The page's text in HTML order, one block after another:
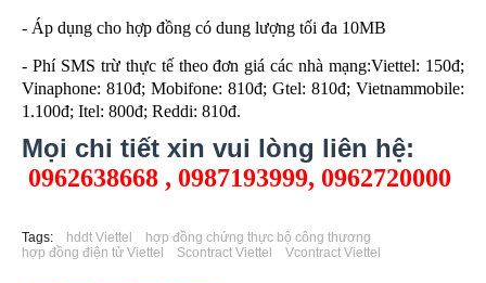
- Áp dụng cho hợp đồng có dung lượng tối đa 10MB
- Phí SMS trừ thực tế theo đơn giá các nhà mạng:Viettel: 150đ;
Vinaphone: 810đ; Mobifone: 810đ; Gtel: 810đ; Vietnammobile:
1.100đ; Itel: 800đ; Reddi: 810đ.
Mọi chi tiết xin vui lòng liên hệ:
0962638668 , 0987193999, 0962720000
Tags: hddt Viettel
hợp đồng chứng thực bộ công thương
hợp đồng điện tử Viettel
Scontract Viettel Vcontract Viettel